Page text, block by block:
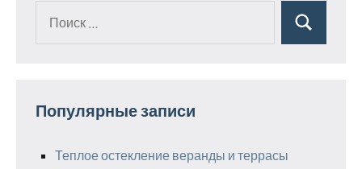
Поиск
Популярные записи
Теплое остекление веранды и террасы